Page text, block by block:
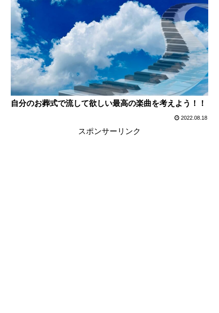
自分のお葬式で流して欲しい最高の楽曲を考えよう！！
2022.08.18
スポンサーリンク